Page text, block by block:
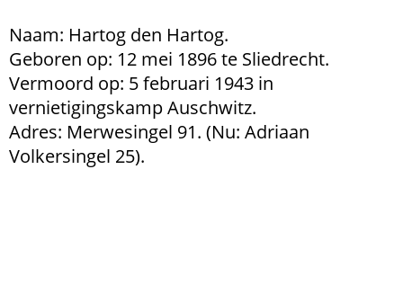
Naam: Hartog den Hartog.
Geboren op: 12 mei 1896 te Sliedrecht.
Vermoord op: 5 februari 1943 in
vernietigingskamp Auschwitz.
Adres: Merwesingel 91. (Nu: Adriaan
Volkersingel 25).